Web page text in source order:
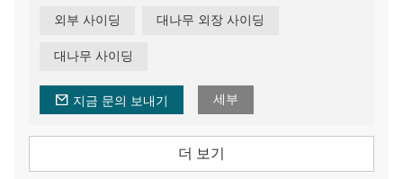
국가발명특허 9건, 실용신안특허 77건
외부 사이딩 대나무 외장 사이딩
대나무 사이딩
지금 문의 보내기 세부
더 보기